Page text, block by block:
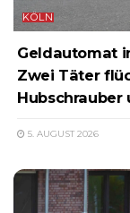
KÖLN
Geldautomat
Zwei Täter
5. AUGUST 2026